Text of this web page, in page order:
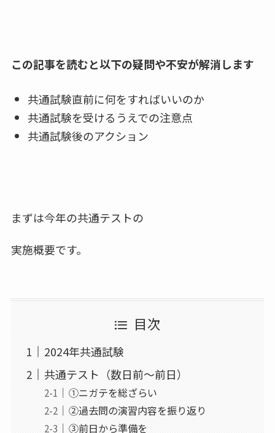
この記事を読むと以下の疑問や不安が解消します
共通試験直前に何をすればいいのか
共通試験を受けるうえでの注意点
共通試験後のアクション
まずは今年の共通テストの
実施概要です。
目次
2024年共通試験
共通テスト（数日前～前日）
①ニガテを総ざらい
②過去問の演習内容を振り返り
③前日から準備を